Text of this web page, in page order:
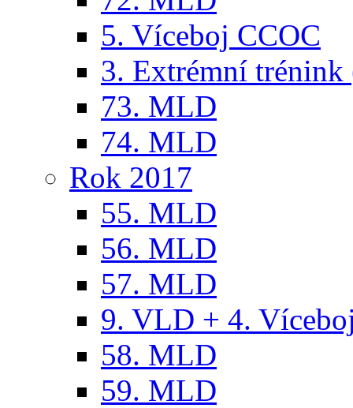
5. Víceboj CCOC
3. Extrémní trénink
73. MLD
74. MLD
Rok 2017
55. MLD
56. MLD
57. MLD
9. VLD + 4.
58. MLD
59. MLD